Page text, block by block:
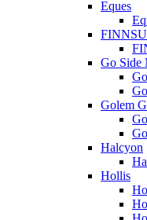
Eques
Go Side
Golem
Halcyon
Hollis